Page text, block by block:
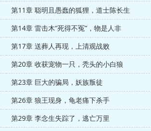
第11章 聪明且愚蠢的狐狸，道士陈长生
第14章 雷击木“死得不冤”，物是人非
第17章 送葬人再现，上清观战败
第20章 收获宠物一只，秃头的小白狼
第23章 巨大的骗局，妖族叛徒
第26章 狼王现身，龟老痛下杀手
第29章 李念生失踪了，逃亡万里